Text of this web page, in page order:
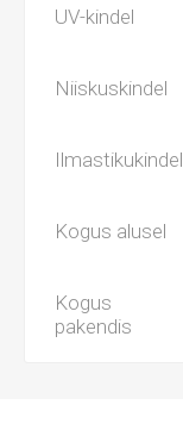
UV-kindel
Niiskuskindel
Ilmastikukindel
Kogus alusel
Kogus
pakendis